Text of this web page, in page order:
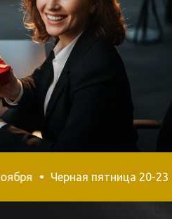
Черная пятница 20-23 ноября
в
в